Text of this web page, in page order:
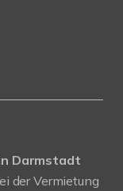
Darmstadt
der Vermietung